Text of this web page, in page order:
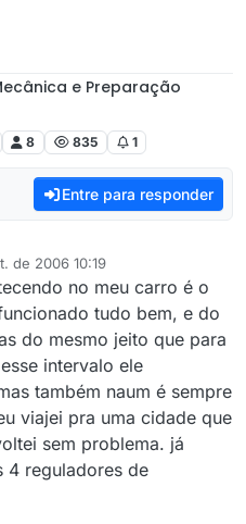
e Preparação
8 835 1
Entre para responder
de 2006 10:19
no meu carro é o
tudo bem, e do
do mesmo jeito que para
intervalo ele
também naum é sempre
viajei pra uma cidade que
sem problema. já
4 reguladores de